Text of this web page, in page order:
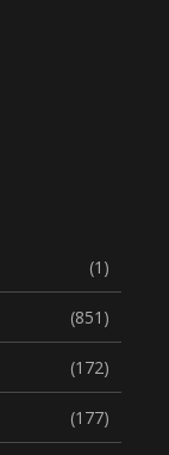
(1)
(851)
(172)
(177)